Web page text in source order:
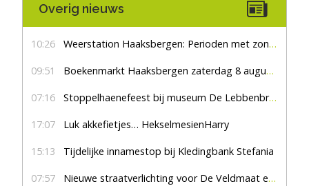
Overig nieuws
10:26 Weerstation Haaksbergen: Perioden met zon en droog
09:51 Boekenmarkt Haaksbergen zaterdag 8 augustus, marktplein Haaksbergen
07:16 Stoppelhaenefeest bij museum De Lebbenbrugge
17:07 Luk akkefietjes… HekselmesienHarry
15:13 Tijdelijke innamestop bij Kledingbank Stefania
07:57 Nieuwe straatverlichting voor De Veldmaat en De Pas